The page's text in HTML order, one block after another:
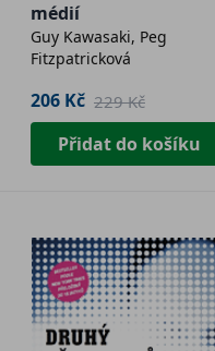
médií
Guy Kawasaki, Peg
Fitzpatricková
206 Kč 229 Kč
Přidat do košíku